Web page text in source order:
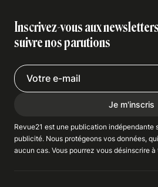
Inscrivez-vous aux
suivre nos parutions
Je m'inscris
Revue21 est une publication indépendante
publicité. Nous protégeons vos données,
aucun cas. Vous pourrez vous désinscrire à